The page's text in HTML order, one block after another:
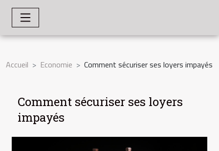
Accueil Economie Comment sécuriser ses loyers impayés
Comment sécuriser ses loyers
impayés